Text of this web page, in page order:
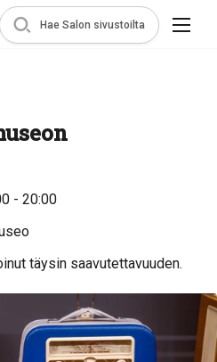
Hae Salon sivustoilta
- 20:00
täysin saavutettavuuden.